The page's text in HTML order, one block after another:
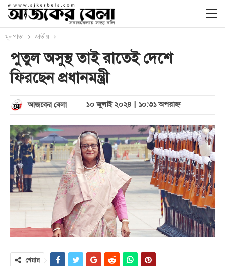
মূলপাতা জাতীয়
পুতুল অসুস্থ তাই রাতেই দেশে
ফিরছেন প্রধানমন্ত্রী
আজকের বেলা ১০ জুলাই ২০২৪ | ১০:৩১ অপরাহ্ণ
শেয়ার